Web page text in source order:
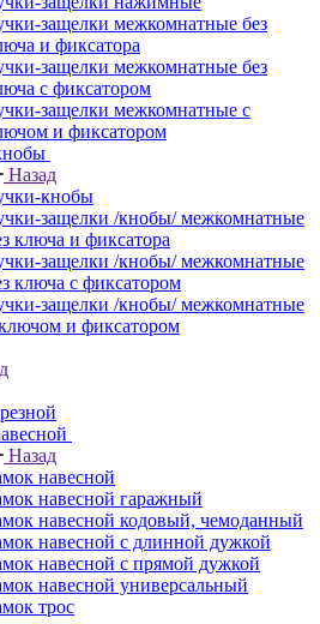
защелки межкомнатные без
и фиксатора
защелки межкомнатные без
с фиксатором
защелки межкомнатные с
и фиксатором
Назад
кнобы
защелки /кнобы/ межкомнатные
ключа и фиксатора
защелки /кнобы/ межкомнатные
ключа с фиксатором
защелки /кнобы/ межкомнатные
и фиксатором
Назад
навесной
навесной гаражный
навесной кодовый, чемоданный
навесной с длинной дужкой
навесной с прямой дужкой
навесной универсальный
трос